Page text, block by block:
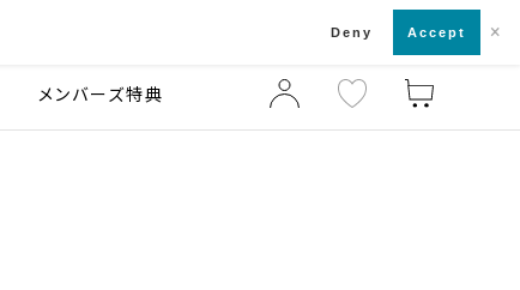
店舗一覧・来店予約
メンバーズ特典
Deny Accept ×